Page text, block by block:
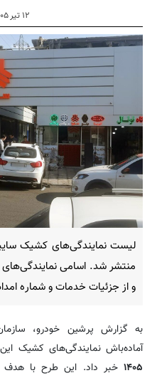
۱۲ تیر ۱۴۰۵ - ۰۸:۰۵
منتشر شد. اسامی نمایندگی‌های
و از جزئیات خدمات و شماره
به گزارش پرشین خودرو،
آماده‌باش نمایندگی‌های کشیک
۱۴۰۵ خبر داد. این طرح با هدف